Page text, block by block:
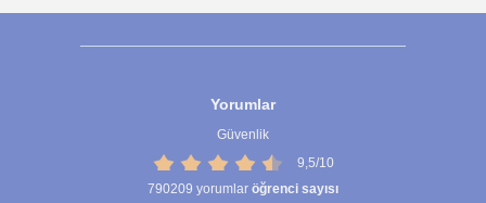
Yorumlar
Güvenlik
9,5/10
790209 yorumlar öğrenci sayısı